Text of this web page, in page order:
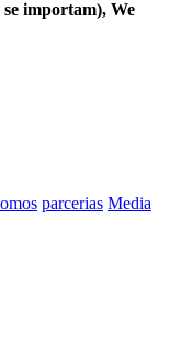
se importam), We
parcerias Media